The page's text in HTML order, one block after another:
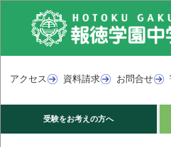
アクセス 資料請求 お問合せ
受験をお考えの方へ